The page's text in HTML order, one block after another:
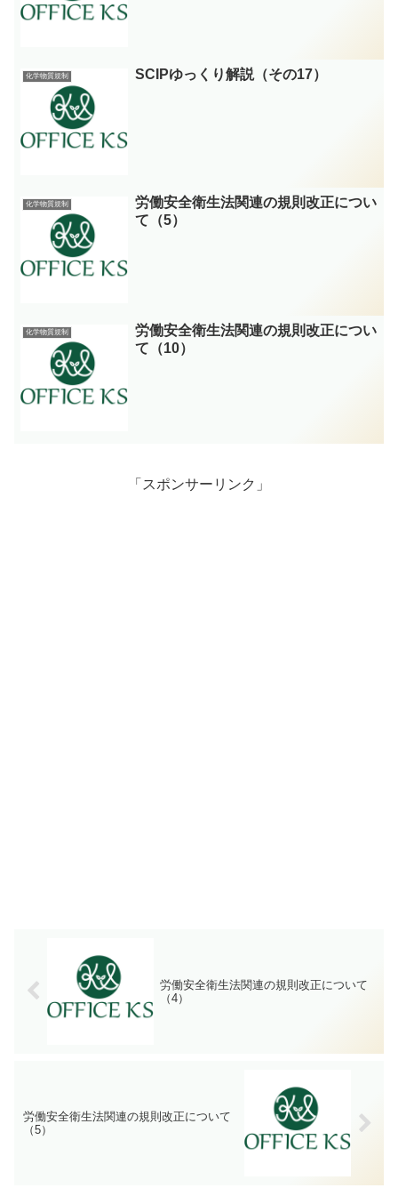
化学物質規制 SCIPゆっくり解説（その17）
化学物質規制
労働安全衛生法関連の規則改正につい
て（5）
化学物質規制
労働安全衛生法関連の規則改正につい
て（10）
「スポンサーリンク」
労働安全衛生法関連の規則改正について
（4）
労働安全衛生法関連の規則改正について
（5）